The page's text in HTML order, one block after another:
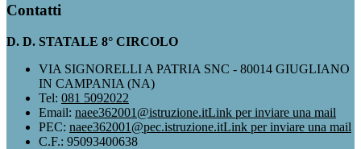
Contatti
D. D. STATALE 8° CIRCOLO
VIA SIGNORELLI A PATRIA SNC - 80014 GIUGLIANO
IN CAMPANIA (NA)
Tel: 081 5092022
Email: naee362001@istruzione.itLink per inviare una mail
PEC: naee362001@pec.istruzione.itLink per inviare una mail
C.F.: 95093400638